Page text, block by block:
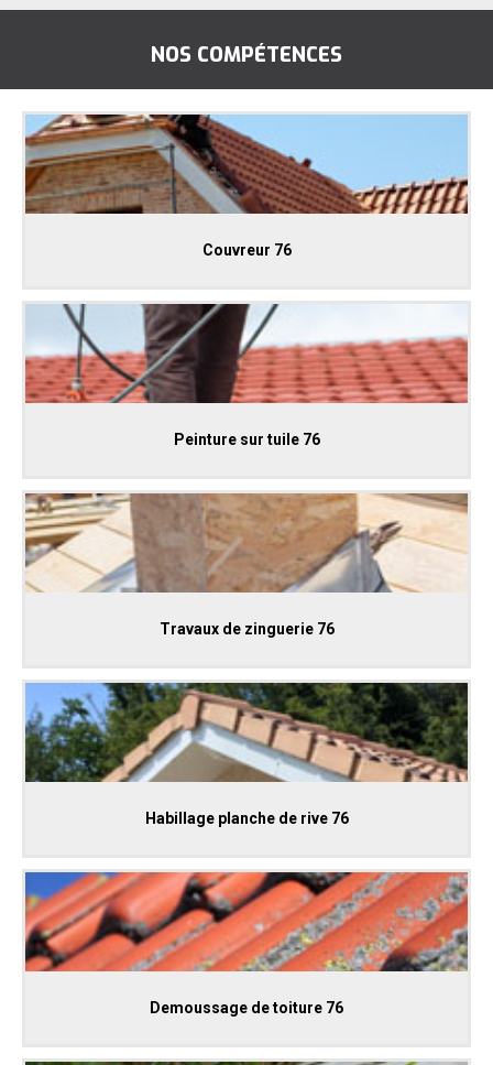
NOS COMPÉTENCES
Couvreur 76
Peinture sur tuile 76
Travaux de zinguerie 76
Habillage planche de rive 76
Demoussage de toiture 76